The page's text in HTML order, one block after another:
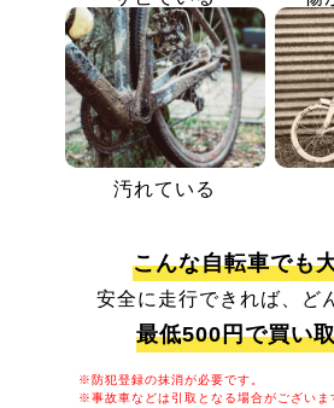
汚れている
こんな自転車でも
安全に走行できれば、ど
最低500円で買い
※防犯登録の抹消が必要です。
※事故車などは引取となる場合がございま